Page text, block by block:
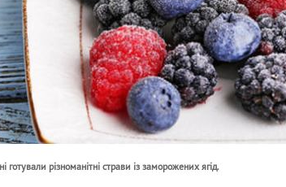
готували різноманітні страви із заморожених ягід.